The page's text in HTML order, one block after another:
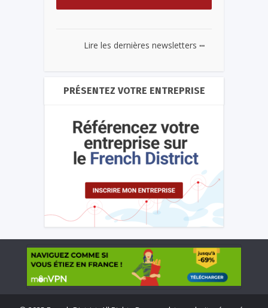
Lire les dernières newsletters ...
PRÉSENTEZ VOTRE ENTREPRISE